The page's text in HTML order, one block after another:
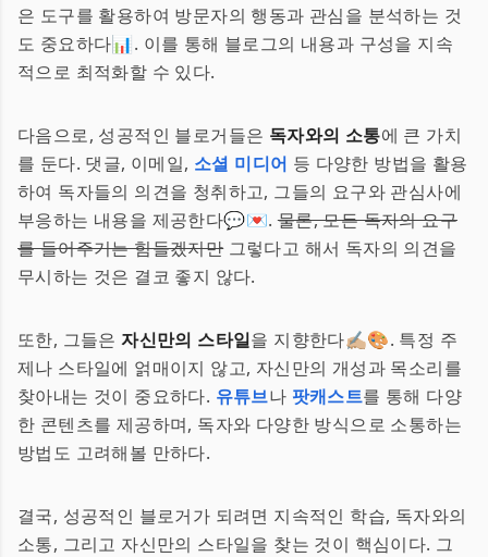
은 도구를 활용하여 방문자의 행동과 관심을 분석하는 것
도 중요하다📊. 이를 통해 블로그의 내용과 구성을 지속
적으로 최적화할 수 있다.
다음으로, 성공적인 블로거들은 독자와의 소통에 큰 가치
를 둔다. 댓글, 이메일, 소셜 미디어 등 다양한 방법을 활용
하여 독자들의 의견을 청취하고, 그들의 요구와 관심사에
부응하는 내용을 제공한다💬💌.물론, 모든 독자의 요구
를 들어주기는 힘들겠지만그렇다고 해서 독자의 의견을
무시하는 것은 결코 좋지 않다.
또한, 그들은자신만의 스타일을 지향한다✍🏼🎨. 특정 주
제나 스타일에 얽매이지 않고, 자신만의 개성과 목소리를
찾아내는 것이 중요하다. 유튜브나 팟캐스트를 통해 다양
한 콘텐츠를 제공하며, 독자와 다양한 방식으로 소통하는
방법도 고려해볼 만하다.
결국, 성공적인 블로거가 되려면 지속적인 학습, 독자와의
소통, 그리고 자신만의 스타일을 찾는 것이 핵심이다. 그